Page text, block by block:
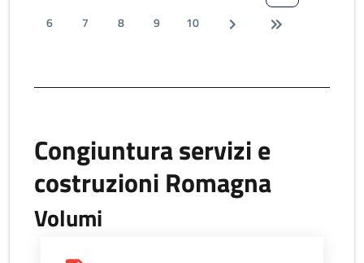
6
7 8 9 10
Congiuntura servizi e
costruzioni Romagna
Volumi